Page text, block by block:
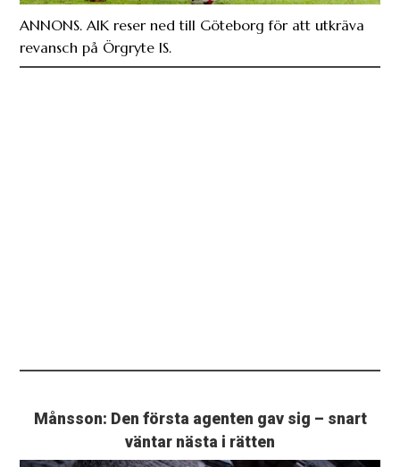
ANNONS. AIK reser ned till Göteborg för att utkräva
revansch på Örgryte IS.
Månsson: Den första agenten gav sig – snart
väntar nästa i rätten